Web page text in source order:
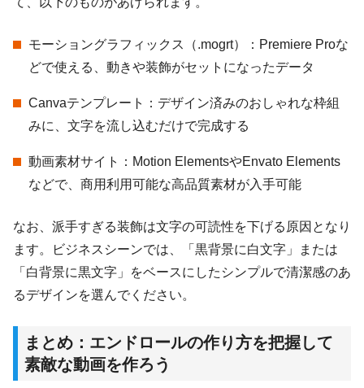
モーショングラフィックス（.mogrt）：Premiere Proな
どで使える、動きや装飾がセットになったデータ
Canvaテンプレート：デザイン済みのおしゃれな枠組
みに、文字を流し込むだけで完成する
動画素材サイト：Motion ElementsやEnvato Elements
などで、商用利用可能な高品質素材が入手可能
なお、派手すぎる装飾は文字の可読性を下げる原因となり
ます。ビジネスシーンでは、「黒背景に白文字」または
「白背景に黒文字」をベースにしたシンプルで清潔感のあ
るデザインを選んでください。
まとめ：エンドロールの作り方を把握して
素敵な動画を作ろう